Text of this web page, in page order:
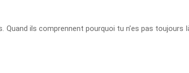
ils comprennent pourquoi tu n’es pas